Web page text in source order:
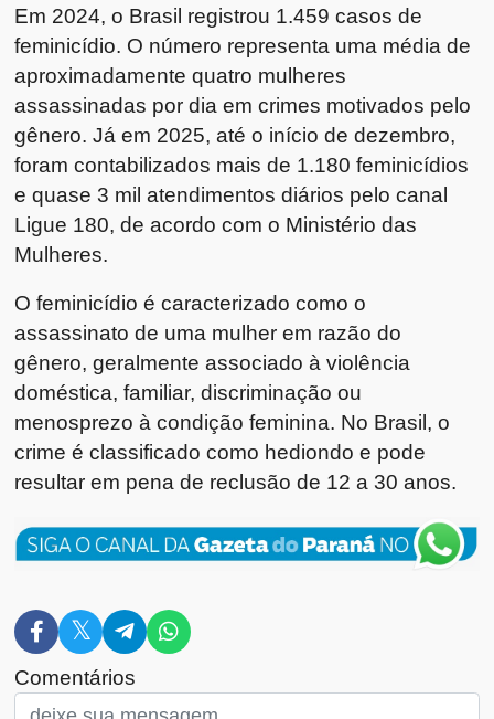
Em 2024, o Brasil registrou 1.459 casos de
feminicídio. O número representa uma média de
aproximadamente quatro mulheres
assassinadas por dia em crimes motivados pelo
gênero. Já em 2025, até o início de dezembro,
foram contabilizados mais de 1.180 feminicídios
e quase 3 mil atendimentos diários pelo canal
Ligue 180, de acordo com o Ministério das
Mulheres.
O feminicídio é caracterizado como o
assassinato de uma mulher em razão do
gênero, geralmente associado à violência
doméstica, familiar, discriminação ou
menosprezo à condição feminina. No Brasil, o
crime é classificado como hediondo e pode
resultar em pena de reclusão de 12 a 30 anos.
Comentários